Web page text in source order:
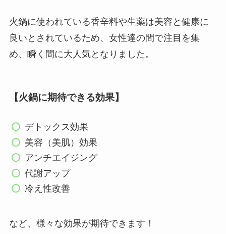
火鍋に使われている香辛料や生薬は美容と健康に
良いとされているため、女性達の間で注目を集
め、瞬く間に大人気となりました。
【火鍋に期待できる効果】
デトックス効果
美容（美肌）効果
アンチエイジング
代謝アップ
冷え性改善
など、様々な効果が期待できます！